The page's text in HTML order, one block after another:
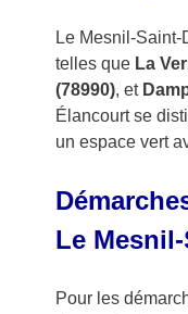
Le Mesnil-
telles que La
(78990), et
Élancourt se
un espace vert
Le
Pour les